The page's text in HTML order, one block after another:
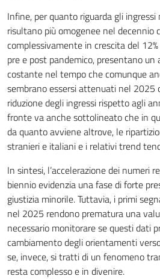
Infine, per quanto riguarda gli
risultano più omogenee nel decennio
complessivamente in crescita del
pre e post pandemico, presentano
costante nel tempo che comunque
sembrano essersi attenuati nel 2025
riduzione degli ingressi rispetto agli
fronte va anche sottolineato che in
da quanto avviene altrove, le
stranieri e italiani e i relativi trend
In sintesi, l’accelerazione dei numeri
biennio evidenzia una fase di forte
giustizia minorile. Tuttavia, i primi
nel 2025 rendono prematura una
necessario monitorare se questi dati
cambiamento degli orientamenti
se, invece, si tratti di un fenomeno
resta complesso e in divenire.